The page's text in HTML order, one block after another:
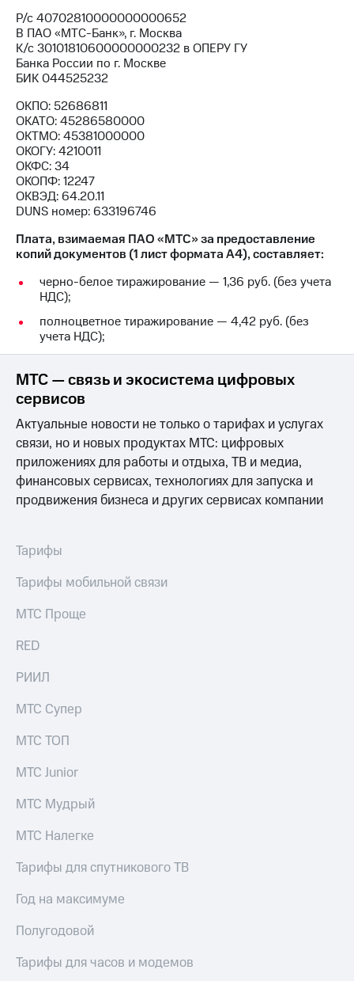
Интервью
Финансовая
отчетность
Новости
в
регионе
и акционерам
Корпоративное
управление
Корпоративный
секретарь
Раскрытие
информации
Информация
акционерам
Документы
ПАО
Собрания
акционеров
кабинет
акционера
Акционерный
капитал
Контроль
и
Описание
Программа
Порядок
Еврооблигации-2023
о
именных
облигаций
Другое
Регистратор
Реквизиты
развитие
этика
На главную
Р/с 40702810000000000652
В ПАО «МТС-Банк», г. Москва
К/с 30101810600000000232 в ОПЕРУ ГУ
Банка России по г. Москве
БИК 044525232
ОКПО: 52686811
ОКАТО: 45286580000
ОКТМО: 45381000000
ОКОГУ: 4210011
ОКФС: 34
ОКОПФ: 12247
ОКВЭД: 64.20.11
DUNS номер: 633196746
Плата, взимаемая ПАО «МТС» за предоставление
копий документов (1 лист формата А4), составляет:
черно-белое тиражирование — 1,36 руб. (без учета
НДС);
полноцветное тиражирование — 4,42 руб. (без
учета НДС);
МТС — связь и экосистема цифровых
сервисов
Актуальные новости не только о тарифах и услугах
связи, но и новых продуктах МТС: цифровых
приложениях для работы и отдыха, ТВ и медиа,
финансовых сервисах, технологиях для запуска и
продвижения бизнеса и других сервисах компании
Тарифы
Тарифы мобильной связи
МТС Проще
RED
РИИЛ
МТС Супер
МТС ТОП
МТС Junior
МТС Мудрый
МТС Налегке
Тарифы для спутникового ТВ
Год на максимуме
Полугодовой
Тарифы для часов и модемов